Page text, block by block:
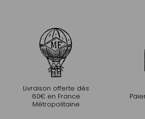
Livraison offerte dès
60€ en France
Métropolitaine